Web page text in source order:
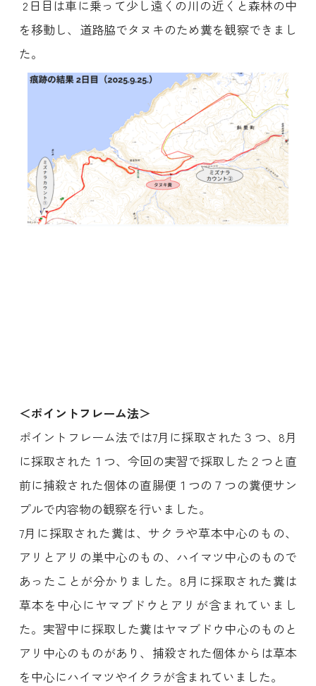
2日目は車に乗って少し遠くの川の近くと森林の中
を移動し、道路脇でタヌキのため糞を観察できまし
た。
＜ポイントフレーム法＞
ポイントフレーム法では7月に採取された３つ、8月
に採取された１つ、今回の実習で採取した２つと直
前に捕殺された個体の直腸便１つの７つの糞便サン
プルで内容物の観察を行いました。
7月に採取された糞は、サクラや草本中心のもの、
アリとアリの巣中心のもの、ハイマツ中心のもので
あったことが分かりました。8月に採取された糞は
草本を中心にヤマブドウとアリが含まれていまし
た。実習中に採取した糞はヤマブドウ中心のものと
アリ中心のものがあり、捕殺された個体からは草本
を中心にハイマツやイクラが含まれていました。